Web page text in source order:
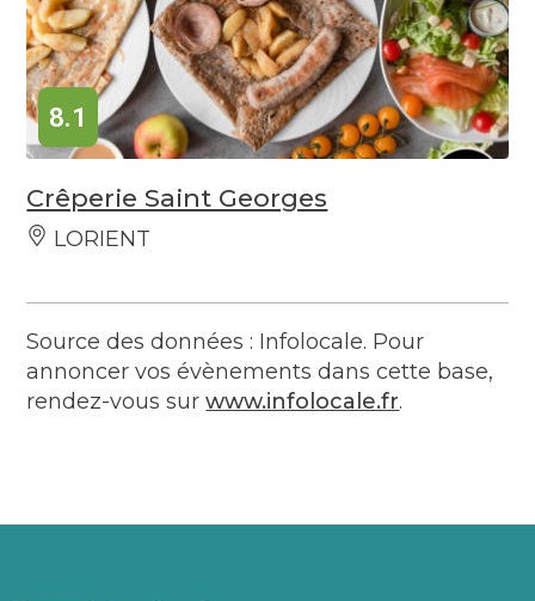
8.1
Crêperie Saint Georges
LORIENT
Source des données : Infolocale. Pour
annoncer vos évènements dans cette base,
rendez-vous surwww.infolocale.fr.